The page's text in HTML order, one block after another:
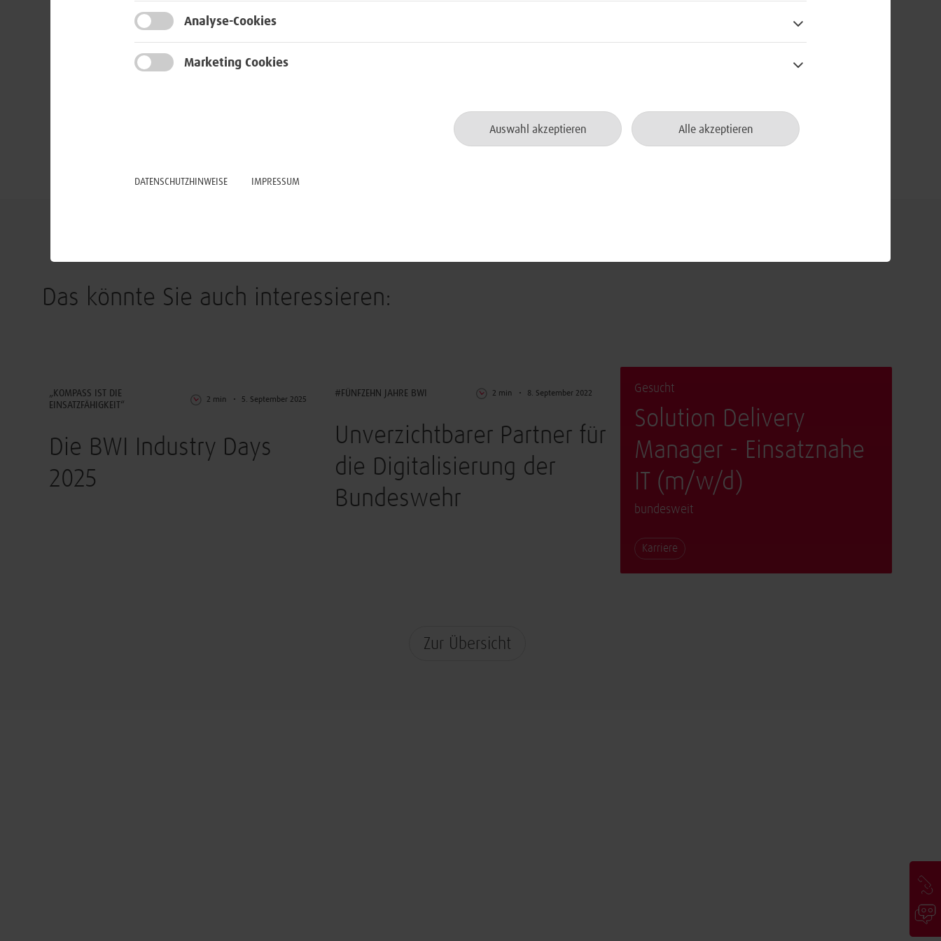
Analyse-Cookies
Marketing Cookies
Auswahl akzeptieren Alle akzeptieren
DATENSCHUTZHINWEISE IMPRESSUM
Das könnte Sie auch interessieren:
„KOMPASS IST DIE
EINSATZFÄHIGKEIT“
2 min 5. September 2025
Die BWI Industry Days
2025
#FÜNFZEHN JAHRE BWI 2 min 8. September 2022
Unverzichtbarer Partner für
die Digitalisierung der
Bundeswehr
Gesucht
Solution Delivery
Manager - Einsatznahe
IT (m/w/d)
bundesweit
Karriere
Zur Übersicht